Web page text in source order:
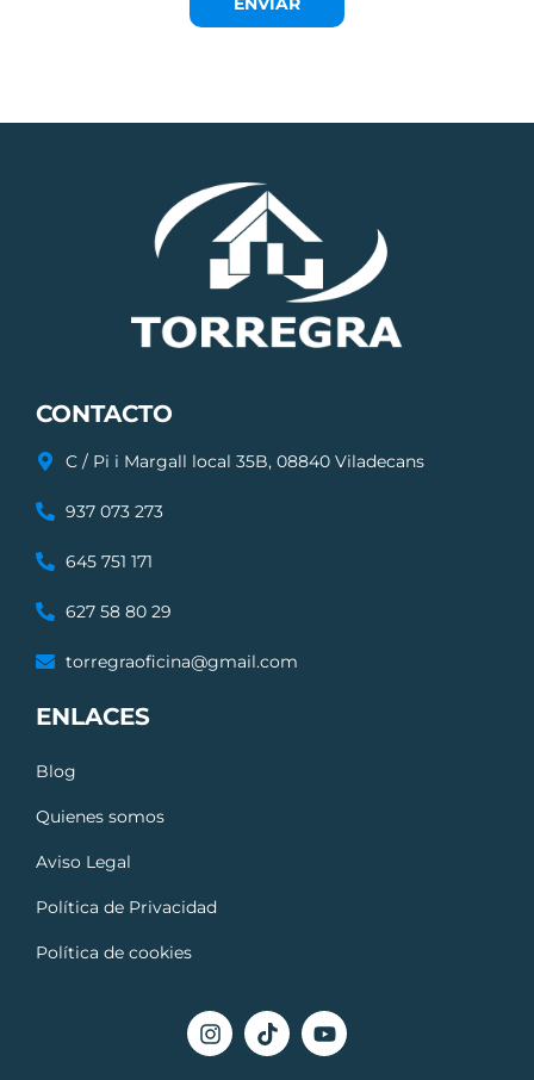
CONTACTO
C / Pi i Margall local 35B, 08840 Viladecans
937 073 273
645 751 171
627 58 80 29
torregraoficina@gmail.com
ENLACES
Blog
Quienes somos
Aviso Legal
Política de Privacidad
Política de cookies